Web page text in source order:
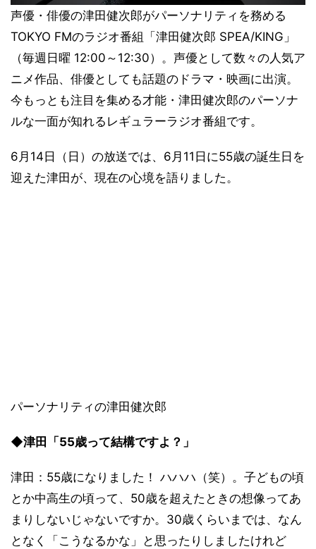
声優・俳優の津田健次郎がパーソナリティを務める
TOKYO FMのラジオ番組「津田健次郎 SPEA/KING」
（毎週日曜 12:00～12:30）。声優として数々の人気ア
ニメ作品、俳優としても話題のドラマ・映画に出演。
今もっとも注目を集める才能・津田健次郎のパーソナ
ルな一面が知れるレギュラーラジオ番組です。
6月14日（日）の放送では、6月11日に55歳の誕生日を
迎えた津田が、現在の心境を語りました。
パーソナリティの津田健次郎
◆津田「55歳って結構ですよ？」
津田：55歳になりました！ ハハハ（笑）。子どもの頃
とか中高生の頃って、50歳を超えたときの想像ってあ
まりしないじゃないですか。30歳くらいまでは、なん
となく「こうなるかな」と思ったりしましたけれど